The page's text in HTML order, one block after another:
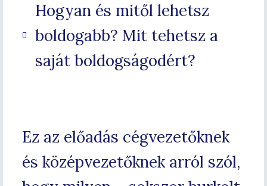
Hogyan és mitől lehetsz
boldogabb? Mit tehetsz a
saját boldogságodért?
Ez az előadás cégvezetőknek
és középvezetőknek arról szól,